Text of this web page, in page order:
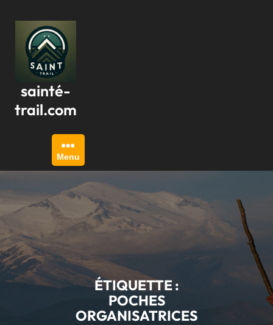
contenu
sainté-
trail.com
Menu
ÉTIQUETTE :
POCHES
ORGANISATRICES